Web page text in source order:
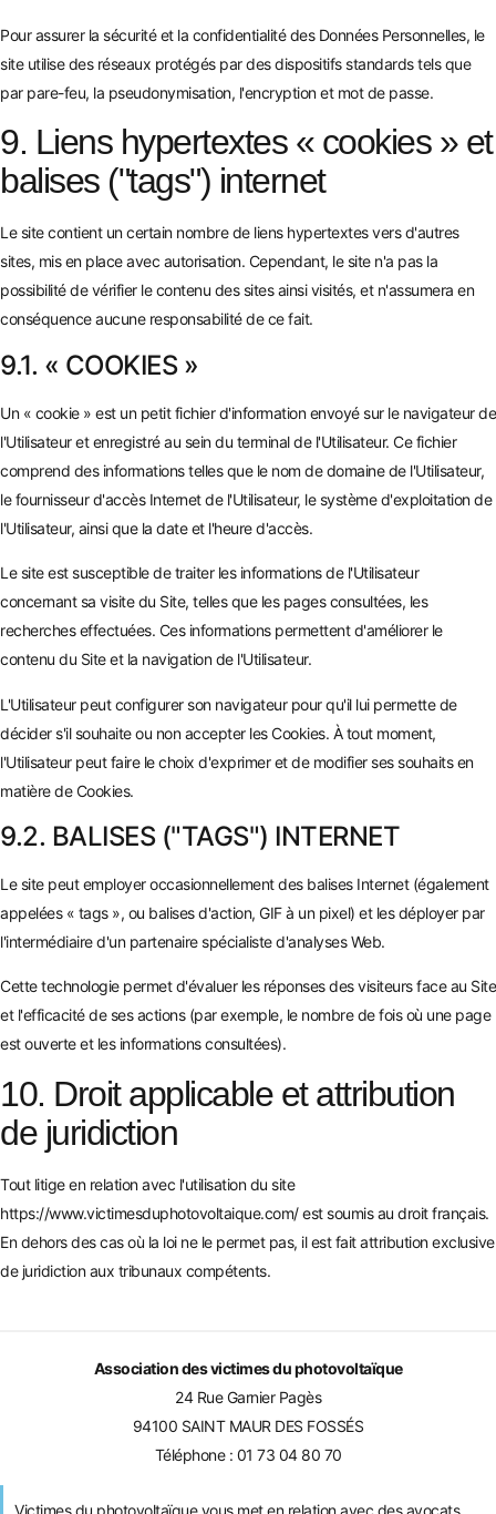
Pour assurer la sécurité et la confidentialité des Données Personnelles, le
site utilise des réseaux protégés par des dispositifs standards tels que
par pare-feu, la pseudonymisation, l'encryption et mot de passe.
9. Liens hypertextes « cookies » et
balises ("tags") internet
Le site contient un certain nombre de liens hypertextes vers d'autres
sites, mis en place avec autorisation. Cependant, le site n'a pas la
possibilité de vérifier le contenu des sites ainsi visités, et n'assumera en
conséquence aucune responsabilité de ce fait.
9.1. « COOKIES »
Un « cookie » est un petit fichier d'information envoyé sur le navigateur de
l'Utilisateur et enregistré au sein du terminal de l'Utilisateur. Ce fichier
comprend des informations telles que le nom de domaine de l'Utilisateur,
le fournisseur d'accès Internet de l'Utilisateur, le système d'exploitation de
l'Utilisateur, ainsi que la date et l'heure d'accès.
Le site est susceptible de traiter les informations de l'Utilisateur
concernant sa visite du Site, telles que les pages consultées, les
recherches effectuées. Ces informations permettent d'améliorer le
contenu du Site et la navigation de l'Utilisateur.
L'Utilisateur peut configurer son navigateur pour qu'il lui permette de
décider s'il souhaite ou non accepter les Cookies. À tout moment,
l'Utilisateur peut faire le choix d'exprimer et de modifier ses souhaits en
matière de Cookies.
9.2. BALISES ("TAGS") INTERNET
Le site peut employer occasionnellement des balises Internet (également
appelées « tags », ou balises d'action, GIF à un pixel) et les déployer par
l'intermédiaire d'un partenaire spécialiste d'analyses Web.
Cette technologie permet d'évaluer les réponses des visiteurs face au Site
et l'efficacité de ses actions (par exemple, le nombre de fois où une page
est ouverte et les informations consultées).
10. Droit applicable et attribution
de juridiction
Tout litige en relation avec l'utilisation du site
https://www.victimesduphotovoltaique.com/est soumis au droit français.
En dehors des cas où la loi ne le permet pas, il est fait attribution exclusive
de juridiction aux tribunaux compétents.
Association des victimes du photovoltaïque
24 Rue Garnier Pagès
94100 SAINT MAUR DES FOSSÉS
Téléphone : 01 73 04 80 70